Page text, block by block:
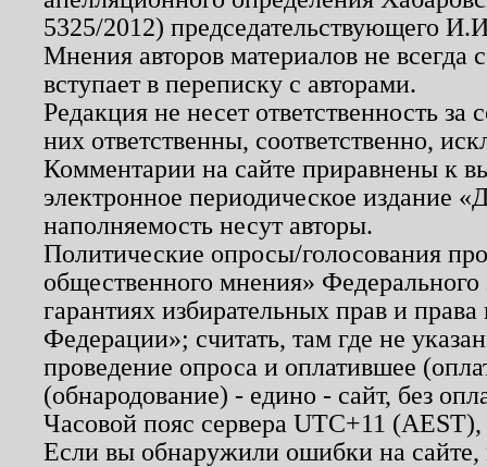
5325/2012) председательствующего
Мнения авторов материалов не
вступает в переписку с авторами.
Редакция не несет ответственность
них ответственны, соответственно,
Комментарии на сайте приравнены к
электронное периодическое издание
наполняемость несут авторы.
Политические опросы/голосования
общественного мнения»
гарантиях избирательных прав и
Федерации»; считать, там где не
проведение опроса и оплатившее
(обнародование) - едино - сайт, без
Часовой пояс сервера UTC+11
Если вы обнаружили ошибки на